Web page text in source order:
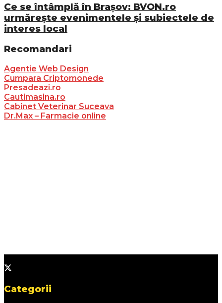
Ce se întâmplă în Brașov: BVON.ro
urmărește evenimentele și subiectele de
interes local
Recomandari
Agentie Web Design
Cumpara Criptomonede
Presadeazi.ro
Cautimasina.ro
Cabinet Veterinar Suceava
Dr.Max – Farmacie online
Categorii